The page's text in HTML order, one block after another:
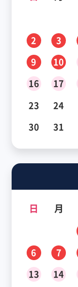
2
3
9
10
16
17
23
24
30
31
日 月
6
7
13
14